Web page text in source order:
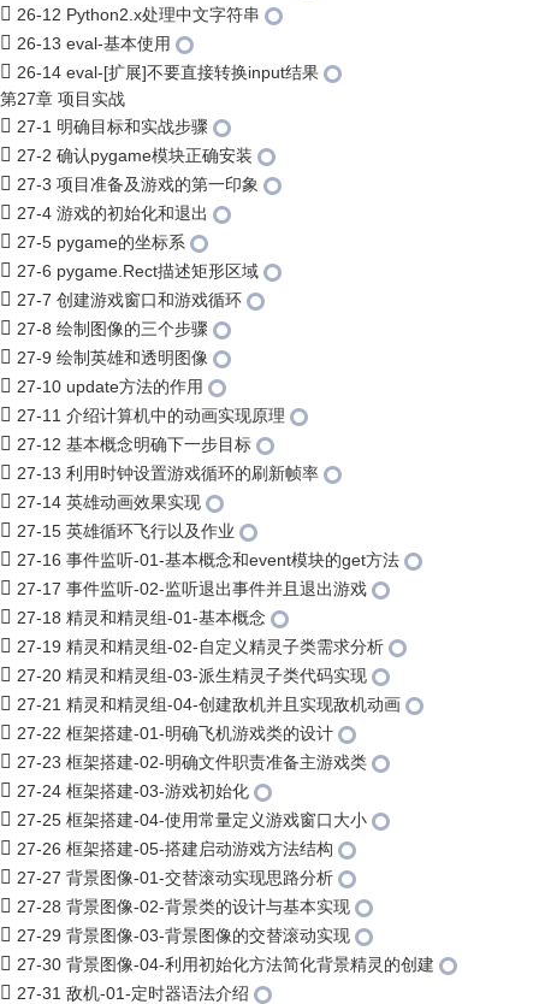
26-12 Python2.x处理中文字符串
26-13 eval-基本使用
26-14 eval-[扩展]不要直接转换input结果
第27章 项目实战
27-1 明确目标和实战步骤
27-2 确认pygame模块正确安装
27-3 项目准备及游戏的第一印象
27-4 游戏的初始化和退出
27-5 pygame的坐标系
27-6 pygame.Rect描述矩形区域
27-7 创建游戏窗口和游戏循环
27-8 绘制图像的三个步骤
27-9 绘制英雄和透明图像
27-10 update方法的作用
27-11 介绍计算机中的动画实现原理
27-12 基本概念明确下一步目标
27-13 利用时钟设置游戏循环的刷新帧率
27-14 英雄动画效果实现
27-15 英雄循环飞行以及作业
27-16 事件监听-01-基本概念和event模块的get方法
27-17 事件监听-02-监听退出事件并且退出游戏
27-18 精灵和精灵组-01-基本概念
27-19 精灵和精灵组-02-自定义精灵子类需求分析
27-20 精灵和精灵组-03-派生精灵子类代码实现
27-21 精灵和精灵组-04-创建敌机并且实现敌机动画
27-22 框架搭建-01-明确飞机游戏类的设计
27-23 框架搭建-02-明确文件职责准备主游戏类
27-24 框架搭建-03-游戏初始化
27-25 框架搭建-04-使用常量定义游戏窗口大小
27-26 框架搭建-05-搭建启动游戏方法结构
27-27 背景图像-01-交替滚动实现思路分析
27-28 背景图像-02-背景类的设计与基本实现
27-29 背景图像-03-背景图像的交替滚动实现
27-30 背景图像-04-利用初始化方法简化背景精灵的创建
27-31 敌机-01-定时器语法介绍